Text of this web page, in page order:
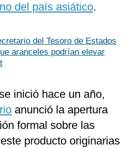
del país asiático.
del Tesoro de Estados
aranceles podrían elevar
inició hace un año,
anunció la apertura
formal sobre las
producto originarias